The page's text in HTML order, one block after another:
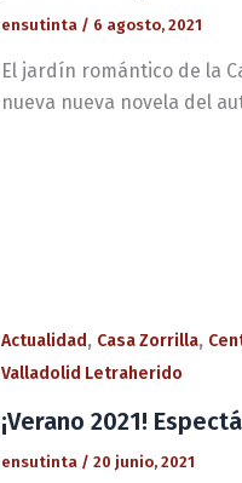
ensutinta / 6 agosto, 2021
El jardín romántico de la
nueva nueva novela del
Actualidad, Casa Zorrilla,
Valladolid Letraherido
¡Verano 2021!
ensutinta / 20 junio, 2021